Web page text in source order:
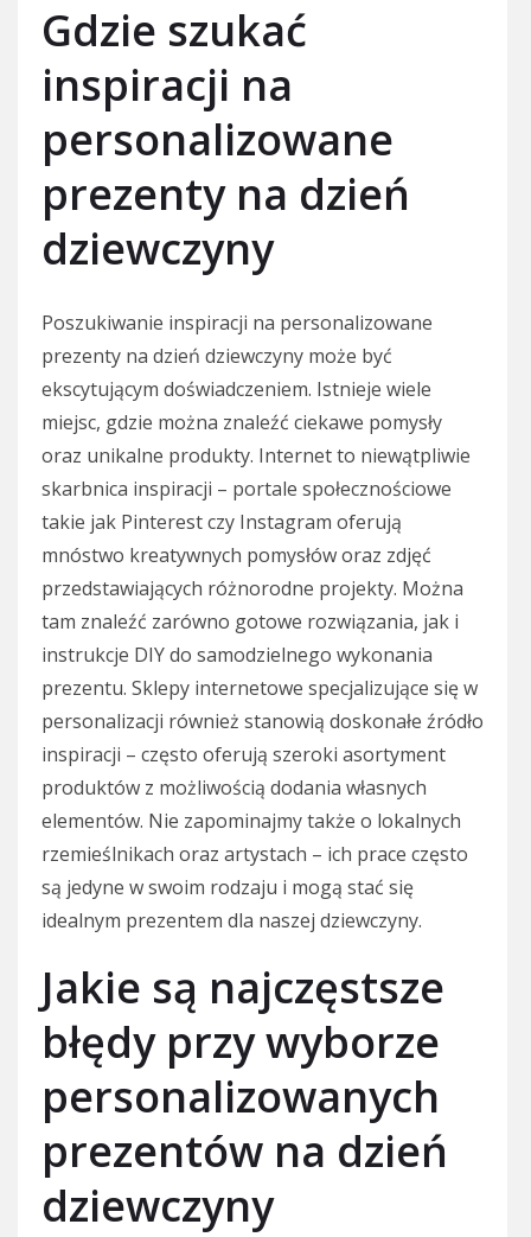
Gdzie szukać
inspiracji na
personalizowane
prezenty na dzień
dziewczyny
Poszukiwanie inspiracji na personalizowane
prezenty na dzień dziewczyny może być
ekscytującym doświadczeniem. Istnieje wiele
miejsc, gdzie można znaleźć ciekawe pomysły
oraz unikalne produkty. Internet to niewątpliwie
skarbnica inspiracji – portale społecznościowe
takie jak Pinterest czy Instagram oferują
mnóstwo kreatywnych pomysłów oraz zdjęć
przedstawiających różnorodne projekty. Można
tam znaleźć zarówno gotowe rozwiązania, jak i
instrukcje DIY do samodzielnego wykonania
prezentu. Sklepy internetowe specjalizujące się w
personalizacji również stanowią doskonałe źródło
inspiracji – często oferują szeroki asortyment
produktów z możliwością dodania własnych
elementów. Nie zapominajmy także o lokalnych
rzemieślnikach oraz artystach – ich prace często
są jedyne w swoim rodzaju i mogą stać się
idealnym prezentem dla naszej dziewczyny.
Jakie są najczęstsze
błędy przy wyborze
personalizowanych
prezentów na dzień
dziewczyny